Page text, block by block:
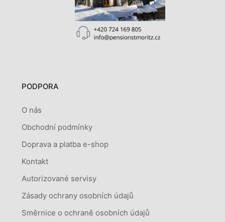
PODPORA
O nás
Obchodní podmínky
Doprava a platba e-shop
Kontakt
Autorizované servisy
Zásady ochrany osobních údajů
Směrnice o ochraně osobních údajů